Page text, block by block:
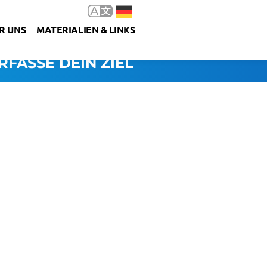
UNS MATERIALIEN & LINKS
DEIN ZIEL